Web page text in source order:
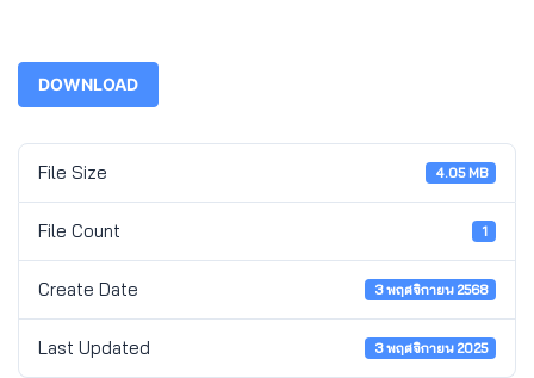
DOWNLOAD
File Size 4.05 MB
File Count 1
Create Date 3 พฤศจิกายน 2568
Last Updated 3 พฤศจิกายน 2025